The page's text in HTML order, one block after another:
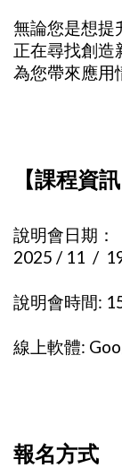
無論您是想提
正在尋找創造
為您帶來應用
【課程資訊
說明會日期：
2025 / 11 /
說明會時間:
線上軟體:
報名方式